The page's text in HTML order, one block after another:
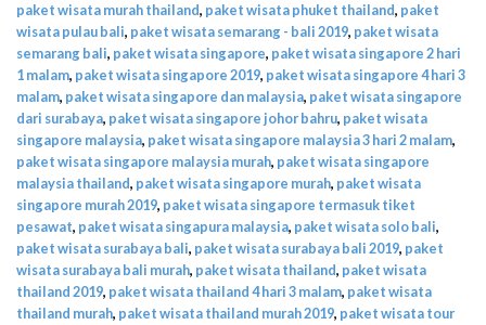
paket wisata murah thailand, paket wisata phuket thailand, paket
wisata pulau bali, paket wisata semarang - bali 2019, paket wisata
semarang bali, paket wisata singapore, paket wisata singapore 2 hari
1 malam, paket wisata singapore 2019, paket wisata singapore 4 hari 3
malam, paket wisata singapore dan malaysia, paket wisata singapore
dari surabaya, paket wisata singapore johor bahru, paket wisata
singapore malaysia, paket wisata singapore malaysia 3 hari 2 malam,
paket wisata singapore malaysia murah, paket wisata singapore
malaysia thailand, paket wisata singapore murah, paket wisata
singapore murah 2019, paket wisata singapore termasuk tiket
pesawat, paket wisata singapura malaysia, paket wisata solo bali,
paket wisata surabaya bali, paket wisata surabaya bali 2019, paket
wisata surabaya bali murah, paket wisata thailand, paket wisata
thailand 2019, paket wisata thailand 4 hari 3 malam, paket wisata
thailand murah, paket wisata thailand murah 2019, paket wisata tour